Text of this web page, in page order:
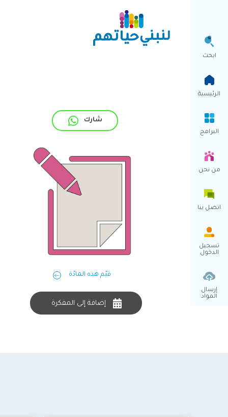
ابحث
الرئيسية
البرامج
من نحن
اتصل بنا
تسجيل
الدخول
إرسال
المواد
شارك
قيّم هذه المادّة
إضافة إلى المفكرة